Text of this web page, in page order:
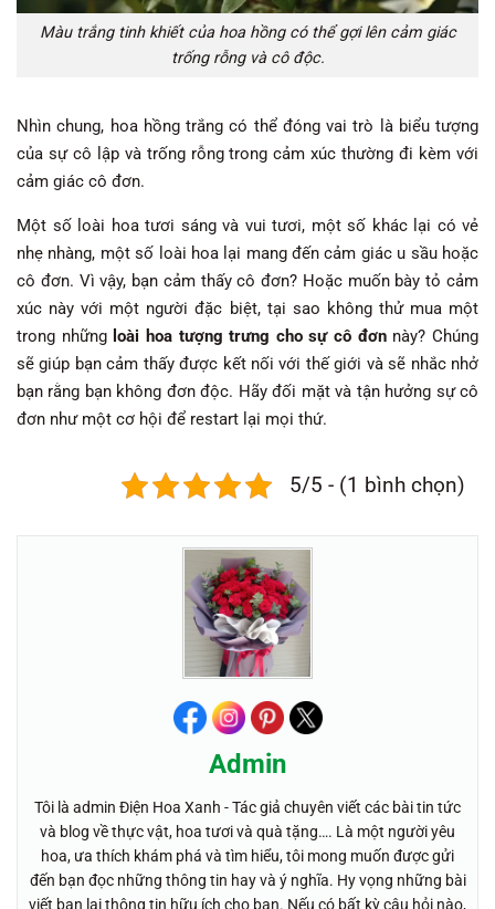
Màu trắng tinh khiết của hoa hồng có thể gợi lên cảm giác
trống rỗng và cô độc.
Nhìn chung, hoa hồng trắng có thể đóng vai trò là biểu tượng
của sự cô lập và trống rỗng trong cảm xúc thường đi kèm với
cảm giác cô đơn.
Một số loài hoa tươi sáng và vui tươi, một số khác lại có vẻ
nhẹ nhàng, một số loài hoa lại mang đến cảm giác u sầu hoặc
cô đơn. Vì vậy, bạn cảm thấy cô đơn? Hoặc muốn bày tỏ cảm
xúc này với một người đặc biệt, tại sao không thử mua một
trong những loài hoa tượng trưng cho sự cô đơn này? Chúng
sẽ giúp bạn cảm thấy được kết nối với thế giới và sẽ nhắc nhở
bạn rằng bạn không đơn độc. Hãy đối mặt và tận hưởng sự cô
đơn như một cơ hội để restart lại mọi thứ.
5/5 - (1 bình chọn)
Admin
Tôi là admin Điện Hoa Xanh - Tác giả chuyên viết các bài tin tức
và blog về thực vật, hoa tươi và quà tặng…. Là một người yêu
hoa, ưa thích khám phá và tìm hiểu, tôi mong muốn được gửi
đến bạn đọc những thông tin hay và ý nghĩa. Hy vọng những bài
viết bạn lại thông tin hữu ích cho bạn. Nếu có bất kỳ câu hỏi nào,